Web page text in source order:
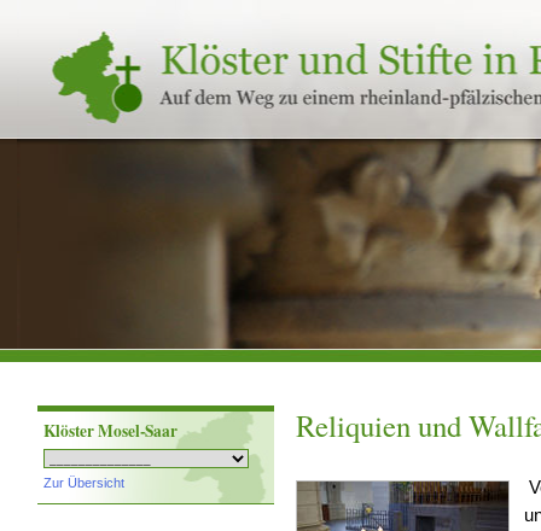
Klöster
und
Stifte
in
Rheinland-
Klöster Mosel-Saar
Zur Übersicht
Reliquien und